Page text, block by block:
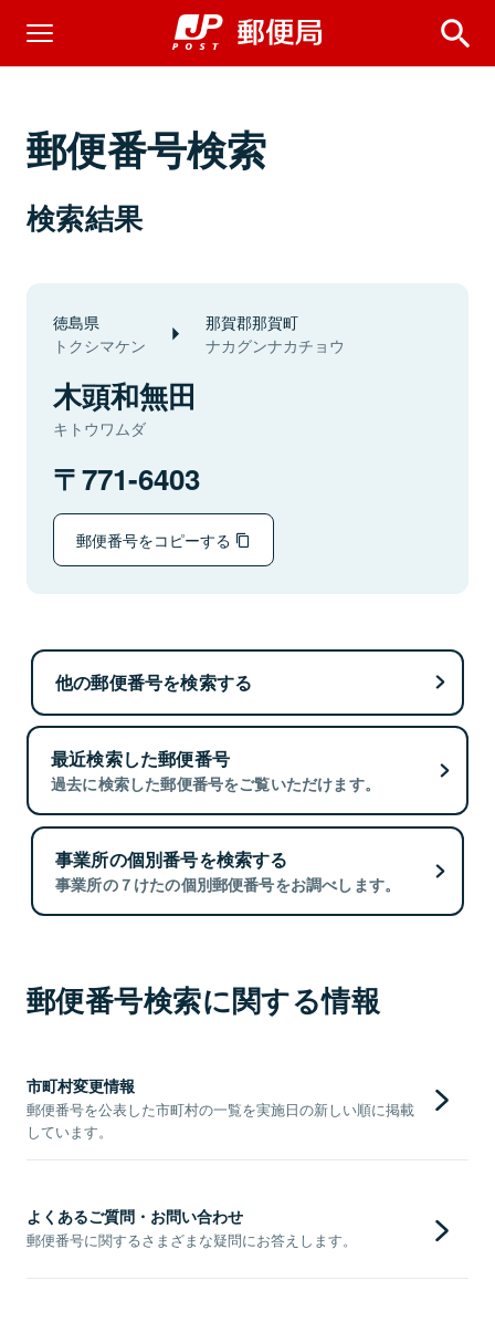
郵便番号検索
検索結果
徳島県
トクシマケン
那賀郡那賀町
ナカグンナカチョウ
木頭和無田
キトウワムダ
771-6403
郵便番号をコピーする
他の郵便番号を検索する
最近検索した郵便番号
過去に検索した郵便番号をご覧いただけます。
事業所の個別番号を検索する
事業所の７けたの個別郵便番号をお調べします。
郵便番号検索に関する情報
市町村変更情報
郵便番号を公表した市町村の一覧を実施日の新しい順に掲載
しています。
よくあるご質問・お問い合わせ
郵便番号に関するさまざまな疑問にお答えします。